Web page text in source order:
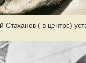
Стаханов ( в центре)